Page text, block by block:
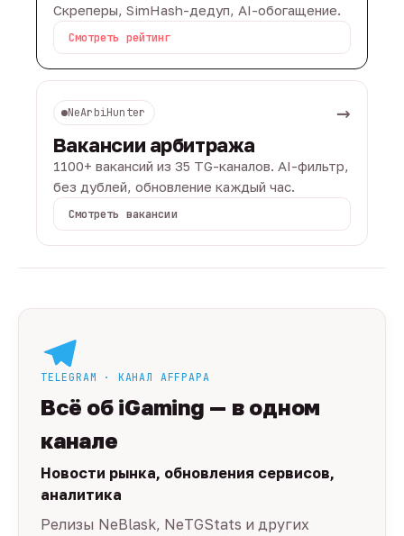
Скреперы, SimHash-дедуп, AI-обогащение.
Смотреть рейтинг
NeArbiHunter →
Вакансии арбитража
1100+ вакансий из 35 TG-каналов. AI-фильтр,
без дублей, обновление каждый час.
Смотреть вакансии
TELEGRAM · КАНАЛ AFFPAPA
Всё об iGaming — в одном
канале
Новости рынка, обновления сервисов,
аналитика
Релизы NeBlask, NeTGStats и других